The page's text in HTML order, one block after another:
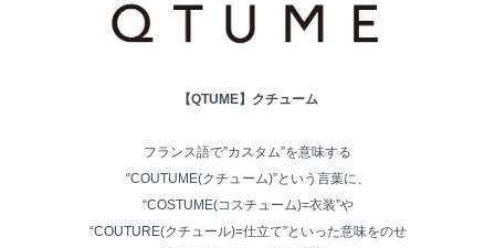
【QTUME】クチューム
フランス語で”カスタム”を意味する
“COUTUME(クチューム)”という言葉に、
“COSTUME(コスチューム)=衣装”や
“COUTURE(クチュール)=仕立て”といった意味をのせ